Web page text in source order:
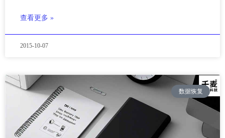
查看更多 »
2015-10-07
数据恢复